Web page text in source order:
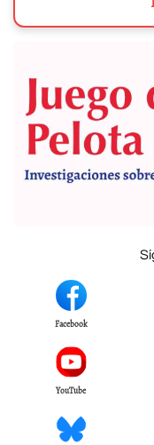
Facebook
YouTube